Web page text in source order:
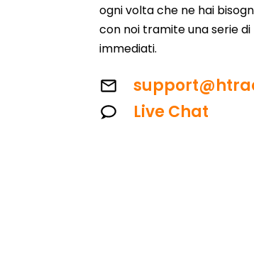
ogni volta che ne hai
con noi tramite una serie
immediati.
Live Chat